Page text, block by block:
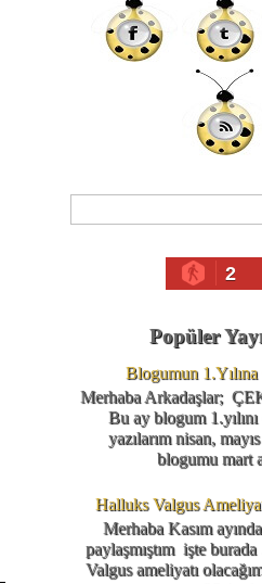
2
Popüler
Blogumun
Merhaba Arkadaşlar;
Bu ay blogum
yazılarım nisan,
blogumu mart
Halluks Valgus
Merhaba Kasım
paylaşmıştım işte
Valgus ameliyatı